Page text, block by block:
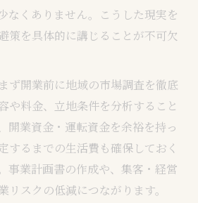
なくありません。こうした現実を
策を具体的に講じることが不可欠
ず開業前に地域の市場調査を徹底
や料金、立地条件を分析すること
開業資金・運転資金を余裕を持っ
するまでの生活費も確保しておく
事業計画書の作成や、集客・経営
リスクの低減につながります。